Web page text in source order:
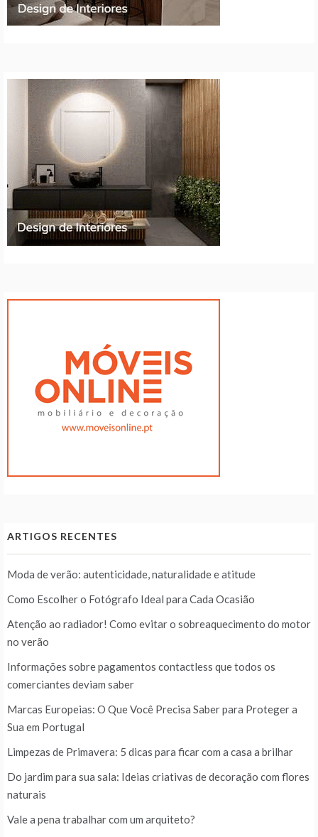
ARTIGOS RECENTES
Moda de verão: autenticidade, naturalidade e atitude
Como Escolher o Fotógrafo Ideal para Cada Ocasião
Atenção ao radiador! Como evitar o sobreaquecimento do motor
no verão
Informações sobre pagamentos contactless que todos os
comerciantes deviam saber
Marcas Europeias: O Que Você Precisa Saber para Proteger a
Sua em Portugal
Limpezas de Primavera: 5 dicas para ficar com a casa a brilhar
Do jardim para sua sala: Ideias criativas de decoração com flores
naturais
Vale a pena trabalhar com um arquiteto?